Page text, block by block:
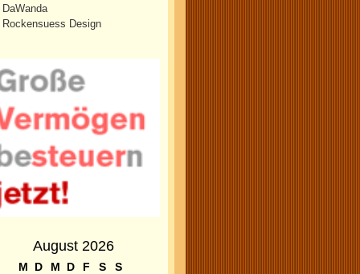
DaWanda
Rockensuess Design
August 2026
M D M D F S S